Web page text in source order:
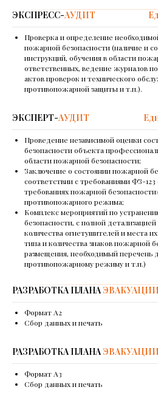
ЭКСПРЕСС-АУДИТ
Проверка и определение
пожарной безопасности (наличие и
инструкций, обучения в области
ответственных, ведение журналов
актов проверок и технического
противопожарной защиты и т.п.).
ЭКСПЕРТ-АУДИТ
Проведение независимой оценки
безопасности объекта
области пожарной безопасности;
Заключение о состоянии пожарной
соответствии с требованиями ФЗ-123
требованиях пожарной
противопожарного режима;
Комплекс мероприятий по
безопасности, с полной
количества огнетушителей и места
типа и количества знаков пожарной
размещения, необходимый перечень
противопожарному режиму и т.п.)
РАЗРАБОТКА ПЛАНА ЭВАКУАЦИИ
Формат А2
Сбор данных и печать
РАЗРАБОТКА ПЛАНА ЭВАКУАЦИИ
Формат А3
Сбор данных и печать